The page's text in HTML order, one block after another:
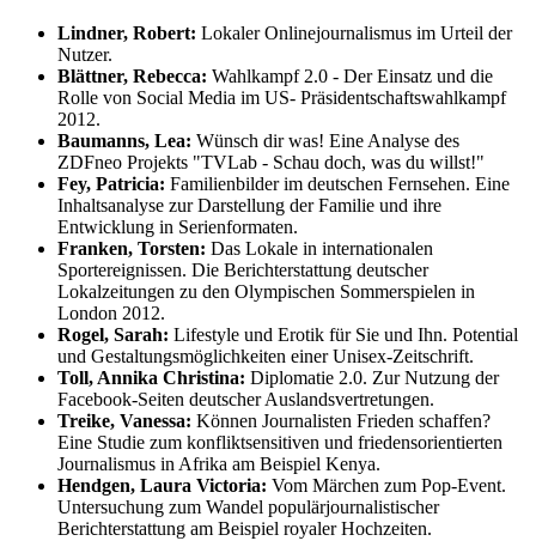
Lindner, Robert: Lokaler Onlinejournalismus im Urteil der
Nutzer.
Blättner, Rebecca: Wahlkampf 2.0 - Der Einsatz und die
Rolle von Social Media im US- Präsidentschaftswahlkampf
2012.
Baumanns, Lea: Wünsch dir was! Eine Analyse des
ZDFneo Projekts "TVLab - Schau doch, was du willst!"
Fey, Patricia: Familienbilder im deutschen Fernsehen. Eine
Inhaltsanalyse zur Darstellung der Familie und ihre
Entwicklung in Serienformaten.
Franken, Torsten: Das Lokale in internationalen
Sportereignissen. Die Berichterstattung deutscher
Lokalzeitungen zu den Olympischen Sommerspielen in
London 2012.
Rogel, Sarah: Lifestyle und Erotik für Sie und Ihn. Potential
und Gestaltungsmöglichkeiten einer Unisex-Zeitschrift.
Toll, Annika Christina: Diplomatie 2.0. Zur Nutzung der
Facebook-Seiten deutscher Auslandsvertretungen.
Treike, Vanessa: Können Journalisten Frieden schaffen?
Eine Studie zum konfliktsensitiven und friedensorientierten
Journalismus in Afrika am Beispiel Kenya.
Hendgen, Laura Victoria: Vom Märchen zum Pop-Event.
Untersuchung zum Wandel populärjournalistischer
Berichterstattung am Beispiel royaler Hochzeiten.